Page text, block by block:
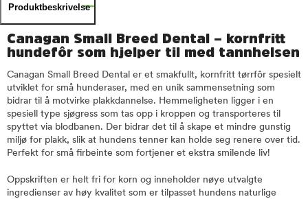
Produktbeskrivelse
Canagan Small Breed Dental – kornfritt
hundefôr som hjelper til med tannhelsen
Canagan Small Breed Dental er et smakfullt, kornfritt tørrfôr spesielt
utviklet for små hunderaser, med en unik sammensetning som
bidrar til å motvirke plakkdannelse. Hemmeligheten ligger i en
spesiell type sjøgress som tas opp i kroppen og transporteres til
spyttet via blodbanen. Der bidrar det til å skape et mindre gunstig
miljø for plakk, slik at hundens tenner kan holde seg renere over tid.
Perfekt for små firbeinte som fortjener et ekstra smilende liv!
Oppskriften er helt fri for korn og inneholder nøye utvalgte
ingredienser av høy kvalitet som er tilpasset hundens naturlige